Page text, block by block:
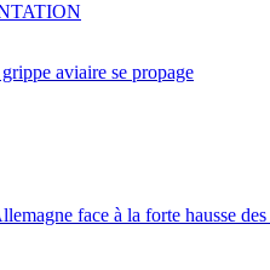
aviaire se propage
face à la forte hausse